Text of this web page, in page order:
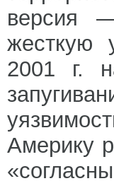
версия
жесткую
2001 г.
Америку